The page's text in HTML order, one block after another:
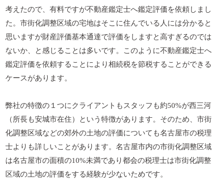
考えたので、有料ですが不動産鑑定士へ鑑定評価を依頼しまし
た。市街化調整区域の宅地はそこに住んでいる人には分かると
思いますが財産評価基本通達で評価をしますと高すぎるのでは
ないか、と感じることは多いです。このように不動産鑑定士へ
鑑定評価を依頼することにより相続税を節税することができる
ケースがあります。
弊社の特徴の１つにクライアントもスタッフも約50%が西三河
（所長も安城市在住）という特徴があります。そのため、市街
化調整区域などの郊外の土地の評価についても名古屋市の税理
士よりも詳しいことがあります。名古屋市内の市街化調整区域
は名古屋市の面積の10%未満であり都会の税理士は市街化調整
区域の土地の評価をする経験が少ないためです。